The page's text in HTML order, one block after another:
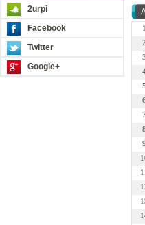
2urpi
Facebook
Twitter
Google+
1
2
3
5
7
8
9